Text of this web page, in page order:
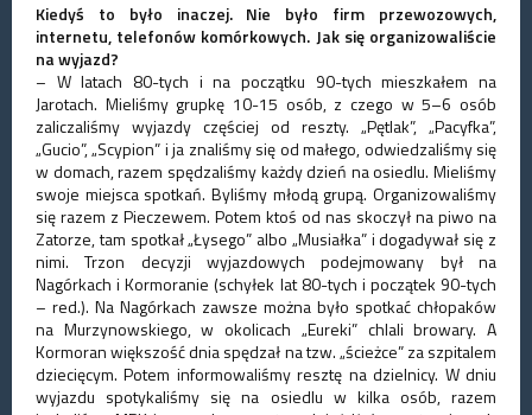
Kiedyś to było inaczej. Nie było firm przewozowych,
internetu, telefonów komórkowych. Jak się organizowaliście
na wyjazd?
– W latach 80-tych i na początku 90-tych mieszkałem na
Jarotach. Mieliśmy grupkę 10-15 osób, z czego w 5–6 osób
zaliczaliśmy wyjazdy częściej od reszty. „Pętlak”, „Pacyfka”,
„Gucio”, „Scypion” i ja znaliśmy się od małego, odwiedzaliśmy się
w domach, razem spędzaliśmy każdy dzień na osiedlu. Mieliśmy
swoje miejsca spotkań. Byliśmy młodą grupą. Organizowaliśmy
się razem z Pieczewem. Potem ktoś od nas skoczył na piwo na
Zatorze, tam spotkał „Łysego” albo „Musiałka” i dogadywał się z
nimi. Trzon decyzji wyjazdowych podejmowany był na
Nagórkach i Kormoranie (schyłek lat 80-tych i początek 90-tych
– red.). Na Nagórkach zawsze można było spotkać chłopaków
na Murzynowskiego, w okolicach „Eureki” chlali browary. A
Kormoran większość dnia spędzał na tzw. „ścieżce” za szpitalem
dziecięcym. Potem informowaliśmy resztę na dzielnicy. W dniu
wyjazdu spotykaliśmy się na osiedlu w kilka osób, razem